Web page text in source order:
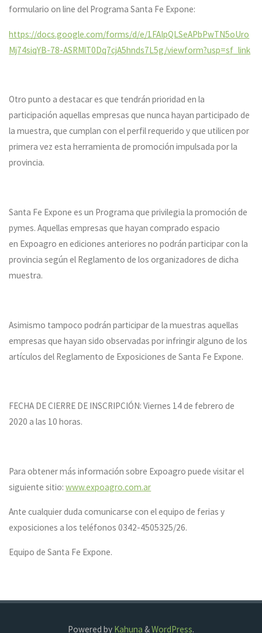
formulario on line del Programa Santa Fe Expone:
https://docs.google.com/forms/d/e/1FAIpQLSeAPbPwTN5oUro
Mj74siqYB-78-ASRMlT0Dq7cjA5hnds7L5g/viewform?usp=sf_link
Otro punto a destacar es que tendrán prioridad en la
participación aquellas empresas que nunca hayan participado de
la muestra, que cumplan con el perfil requerido y que utilicen por
primera vez esta herramienta de promoción impulsada por la
provincia.
Santa Fe Expone es un Programa que privilegia la promoción de
pymes. Aquellas empresas que hayan comprado espacio
en Expoagro en ediciones anteriores no podrán participar con la
provincia según el Reglamento de los organizadores de dicha
muestra.
Asimismo tampoco podrán participar de la muestras aquellas
empresas que hayan sido observadas por infringir alguno de los
artículos del Reglamento de Exposiciones de Santa Fe Expone.
FECHA DE CIERRE DE INSCRIPCIÓN: Viernes 14 de febrero de
2020 a las 10 horas.
Para obtener más información sobre Expoagro puede visitar el
siguiente sitio:www.expoagro.com.ar
Ante cualquier duda comunicarse con el equipo de ferias y
exposiciones a los teléfonos 0342-4505325/26.
Equipo de Santa Fe Expone.
Powered by Kahuna &WordPress.